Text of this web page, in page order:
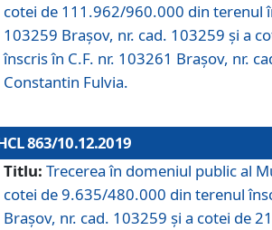
cotei de 111.962/960.000 din terenul
103259 Brașov, nr. cad. 103259 și a
înscris în C.F. nr. 103261 Brașov, nr.
Constantin Fulvia.
863/10.12.2019
Titlu: Trecerea în domeniul public al
cotei de 9.635/480.000 din terenul
Brașov, nr. cad. 103259 și a cotei de